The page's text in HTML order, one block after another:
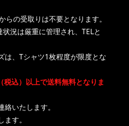
らの受取りは不要となります。
況は厳重に管理され、TELと
、Tシャツ1枚程度が限度とな
込）以上で送料無料となりま
いたします。
す。